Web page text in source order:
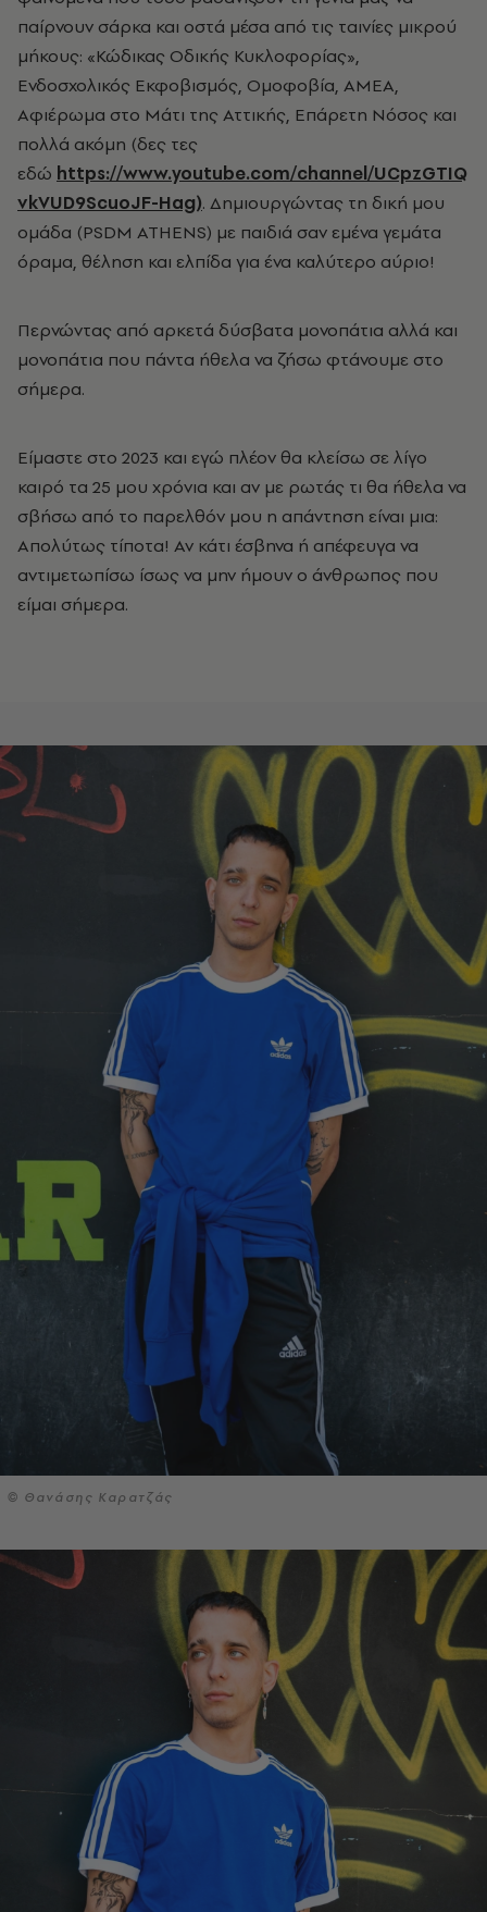
παίρνουν σάρκα και οστά μέσα από τις ταινίες μικρού
μήκους: «Κώδικας Οδικής Κυκλοφορίας»,
Ενδοσχολικός Εκφοβισμός, Ομοφοβία, ΑΜΕΑ,
Αφιέρωμα στο Μάτι της Αττικής, Επάρετη Νόσος και
πολλά ακόμη (δες τες
εδώ https://www.youtube.com/channel/UCpzGTIQ
vkVUD9ScuoJF-Hag). Δημιουργώντας τη δική μου
ομάδα (PSDM ATHENS) με παιδιά σαν εμένα γεμάτα
όραμα, θέληση και ελπίδα για ένα καλύτερο αύριο!
Περνώντας από αρκετά δύσβατα μονοπάτια αλλά και
μονοπάτια που πάντα ήθελα να ζήσω φτάνουμε στο
σήμερα.
Είμαστε στο 2023 και εγώ πλέον θα κλείσω σε λίγο
καιρό τα 25 μου χρόνια και αν με ρωτάς τι θα ήθελα να
σβήσω από το παρελθόν μου η απάντηση είναι μια:
Απολύτως τίποτα! Αν κάτι έσβηνα ή απέφευγα να
αντιμετωπίσω ίσως να μην ήμουν ο άνθρωπος που
είμαι σήμερα.
© Θανάσης Καρατζάς